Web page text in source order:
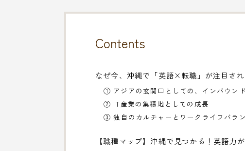
Contents
なぜ今、沖縄で「英語×転職」が注目され
① アジアの玄関口としての、インバウン
② IT産業の集積地としての成長
③ 独自のカルチャーとワークライフバラ
【職種マップ】沖縄で見つかる！英語力